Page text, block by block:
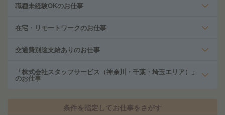
職種未経験OKのお仕事
在宅・リモートワークのお仕事
交通費別途支給ありのお仕事
「株式会社スタッフサービス（神奈川・千葉・埼玉エリア）」
のお仕事
条件を指定してお仕事をさがす